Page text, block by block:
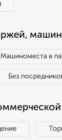
Машиноместа в
Без